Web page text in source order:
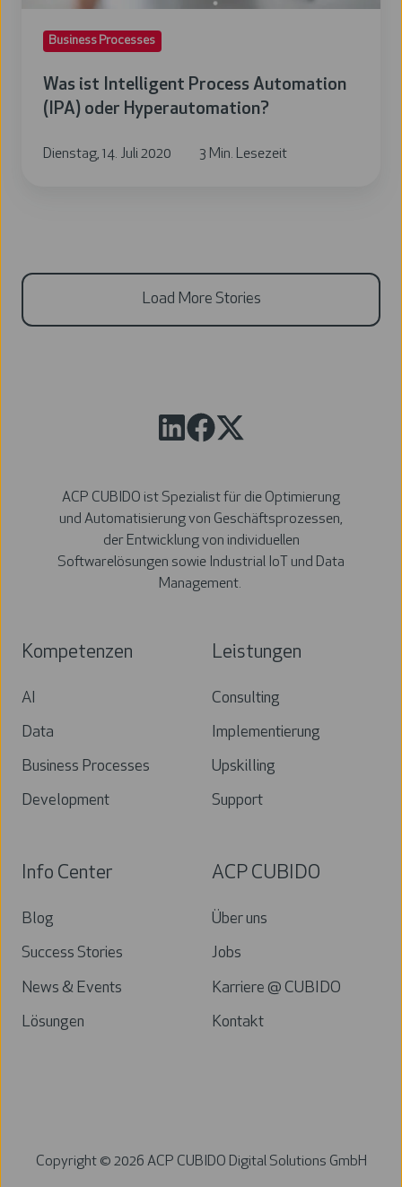
Business Processes
Was ist Intelligent Process Automation
(IPA) oder Hyperautomation?
Dienstag, 14. Juli 2020 3 Min. Lesezeit
Load More Stories
ACP CUBIDO ist Spezialist für die Optimierung
und Automatisierung von Geschäftsprozessen,
der Entwicklung von individuellen
Softwarelösungen sowie Industrial IoT und Data
Management.
Kompetenzen
AI
Data
Business Processes
Development
Leistungen
Consulting
Implementierung
Upskilling
Support
Info Center
Blog
Success Stories
News & Events
Lösungen
ACP CUBIDO
Über uns
Jobs
Karriere @ CUBIDO
Kontakt
Copyright © 2026 ACP CUBIDO Digital Solutions GmbH